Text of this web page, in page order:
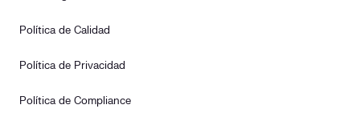
Política de Calidad
Política de Privacidad
Política de Compliance